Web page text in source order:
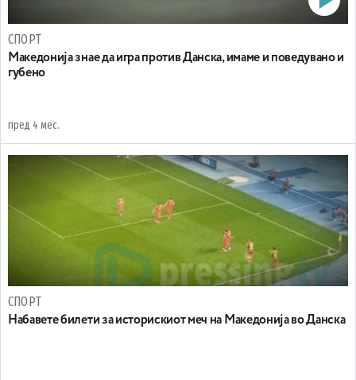
СПОРТ
Mакедонија знае да игра против Данска, имаме и поведувано и
губено
пред 4 мес.
СПОРТ
Набавете билети за историскиот меч на Македонија во Данска